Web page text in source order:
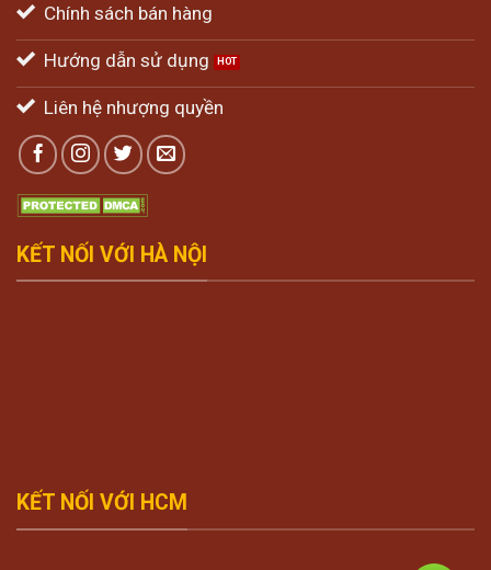
Chính sách bán hàng
Hướng dẫn sử dụng
Liên hệ nhượng quyền
KẾT NỐI VỚI HÀ NỘI
KẾT NỐI VỚI HCM